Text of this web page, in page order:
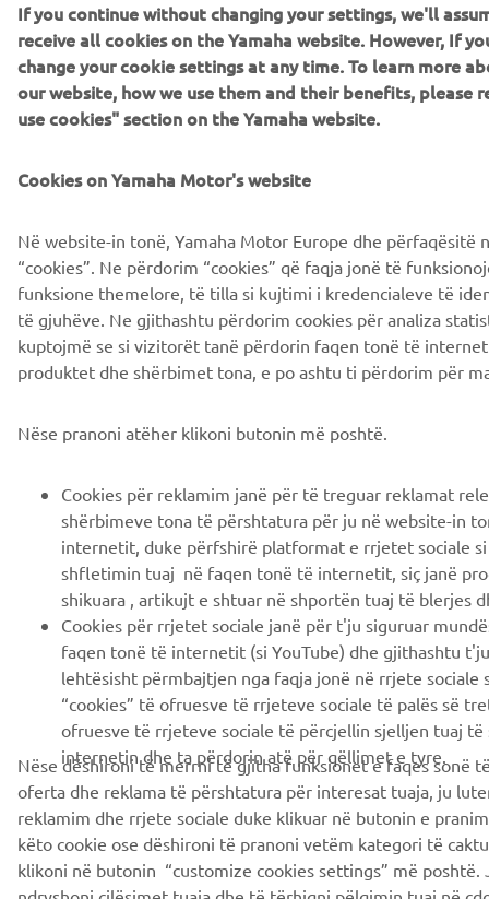
If you continue without changing your settings, we'll
receive all cookies on the Yamaha website. However, If
change your cookie settings at any time. To learn more
our website, how we use them and their benefits, please
use cookies" section on the Yamaha website.
Cookies on Yamaha Motor's website
Në website-in tonë, Yamaha Motor Europe dhe përfaqësitë
“cookies”. Ne përdorim “cookies” që faqja jonë të
funksione themelore, të tilla si kujtimi i kredencialeve të
të gjuhëve. Ne gjithashtu përdorim cookies për analiza
kuptojmë se si vizitorët tanë përdorin faqen tonë të
produktet dhe shërbimet tona, e po ashtu ti përdorim për
Nëse pranoni atëher klikoni butonin më poshtë.
Cookies për reklamim janë për të treguar reklamat
shërbimeve tona të përshtatura për ju në website-in
internetit, duke përfshirë platformat e rrjetet sociale si
shfletimin tuaj në faqen tonë të internetit, siç janë
shikuara , artikujt e shtuar në shportën tuaj të blerjes
Cookies për rrjetet sociale janë për t'ju siguruar
faqen tonë të internetit (si YouTube) dhe gjithashtu
lehtësisht përmbajtjen nga faqja jonë në rrjete sociale
“cookies” të ofruesve të rrjeteve sociale të palës së
ofruesve të rrjeteve sociale të përcjellin sjelljen tuaj
internetin dhe ta përdorin atë për qëllimet e tyre.
Nëse dëshironi të merrni të gjitha funksionet e faqes sonë
oferta dhe reklama të përshtatura për interesat tuaja, ju
reklamim dhe rrjete sociale duke klikuar në butonin e
këto cookie ose dëshironi të pranoni vetëm kategori të
klikoni në butonin “customize cookies settings” më